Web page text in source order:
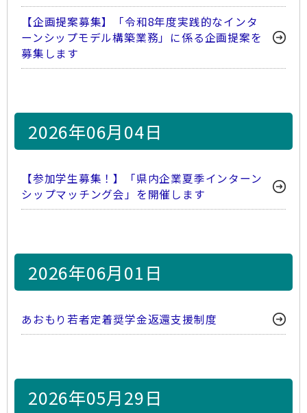
【企画提案募集】「令和8年度実践的なインタ
ーンシップモデル構築業務」に係る企画提案を
募集します
2026年06月04日
【参加学生募集！】「県内企業夏季インターン
シップマッチング会」を開催します
2026年06月01日
あおもり若者定着奨学金返還支援制度
2026年05月29日